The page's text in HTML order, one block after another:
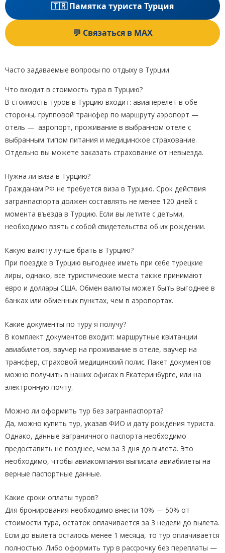
🇹🇷 Памятка туриста Турция
💬 Связаться в MAX
Часто задаваемые вопросы по отдыху в Турции
Что входит в стоимость тура в Турцию?
В стоимость туров в Турцию входит: авиаперелет в обе
стороны, групповой трансфер по маршруту аэропорт —
отель — аэропорт, проживание в выбранном отеле с
выбранным типом питания и медицинское страхование.
Отдельно вы можете заказать страхование от невыезда.
Нужна ли виза в Турцию?
Гражданам РФ не требуется виза в Турцию. Срок действия
загранпаспорта должен составлять не менее 120 дней с
момента въезда в Турцию. Если вы летите с детьми,
необходимо взять с собой свидетельства об их рождении.
Какую валюту лучше брать в Турцию?
При поездке в Турцию выгоднее иметь при себе турецкие
лиры, однако, все туристические места также принимают
евро и доллары США. Обмен валюты может быть выгоднее в
банках или обменных пунктах, чем в аэропортах.
Какие документы по туру я получу?
В комплект документов входит: маршрутные квитанции
авиабилетов, ваучер на проживание в отеле, ваучер на
трансфер, страховой медицинский полис. Пакет документов
можно получить в наших офисах в Екатеринбурге, или на
электронную почту.
Можно ли оформить тур без загранпаспорта?
Да, можно купить тур, указав ФИО и дату рождения туриста.
Однако, данные заграничного паспорта необходимо
предоставить не позднее, чем за 3 дня до вылета. Это
необходимо, чтобы авиакомпания выписала авиабилеты на
верные паспортные данные.
Какие сроки оплаты туров?
Для бронирования необходимо внести 10% — 50% от
стоимости тура, остаток оплачивается за 3 недели до вылета.
Если до вылета осталось менее 1 месяца, то тур оплачивается
полностью. Либо оформить тур в рассрочку без переплаты —